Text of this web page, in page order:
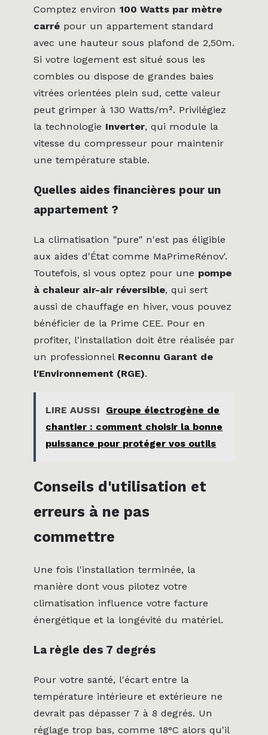
Comptez environ 100 Watts par mètre
carré pour un appartement standard
avec une hauteur sous plafond de 2,50m.
Si votre logement est situé sous les
combles ou dispose de grandes baies
vitrées orientées plein sud, cette valeur
peut grimper à 130 Watts/m². Privilégiez
la technologie Inverter, qui module la
vitesse du compresseur pour maintenir
une température stable.
Quelles aides financières pour un
appartement ?
La climatisation "pure" n'est pas éligible
aux aides d'État comme MaPrimeRénov'.
Toutefois, si vous optez pour une pompe
à chaleur air-air réversible, qui sert
aussi de chauffage en hiver, vous pouvez
bénéficier de la Prime CEE. Pour en
profiter, l'installation doit être réalisée par
un professionnel Reconnu Garant de
l'Environnement (RGE).
LIRE AUSSI
Groupe électrogène de
chantier : comment choisir la bonne
puissance pour protéger vos outils
Conseils d'utilisation et
erreurs à ne pas
commettre
Une fois l'installation terminée, la
manière dont vous pilotez votre
climatisation influence votre facture
énergétique et la longévité du matériel.
La règle des 7 degrés
Pour votre santé, l'écart entre la
température intérieure et extérieure ne
devrait pas dépasser 7 à 8 degrés. Un
réglage trop bas, comme 18°C alors qu'il